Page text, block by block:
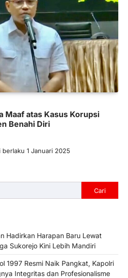
Maaf atas Kasus Korupsi
Benahi Diri
1 Januari 2025
Cari
Hadirkan Harapan Baru Lewat
Sukorejo Kini Lebih Mandiri
1997 Resmi Naik Pangkat, Kapolri
Integritas dan Profesionalisme